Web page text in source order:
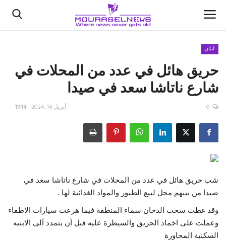
الأخبار
كتّابنا
اقتصاد
رياضة
فيديو
لبنان
حريق هائل في عدد من المحلات في
شارع ناتاشا سعد في صيدا
أبريل 14, 2024 - 19:14 0
شب حريق هائل في عدد من المحلات في شارع ناتاشا سعد في
صيدا من بينهم محل لبيع الطيور والمواد الغذائية لها .
وقد غطت سحب الدخان سماء المنطقة فيما هرعت سيارات الاطفاء
وعملت على اخماد الحريق والسيطرة عليه قبل أن يتمدد آلى الابنيه
السكنية المحاورة